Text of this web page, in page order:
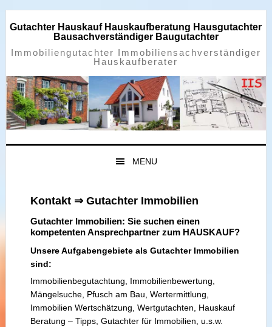
springen
springen
springen
springen
Gutachter Hauskauf Hauskaufberatung Hausgutachter
Bausachverständiger Baugutachter
Immobiliengutachter Immobiliensachverständiger
Hauskaufberater
MENU
Kontakt ⇒ Gutachter Immobilien
Gutachter Immobilien: Sie suchen einen
kompetenten Ansprechpartner zum HAUSKAUF?
Unsere Aufgabengebiete als Gutachter Immobilien
sind:
Immobilienbegutachtung, Immobilienbewertung,
Mängelsuche, Pfusch am Bau, Wertermittlung,
Immobilien Wertschätzung, Wertgutachten, Hauskauf
Beratung – Tipps, Gutachter für Immobilien, u.s.w.